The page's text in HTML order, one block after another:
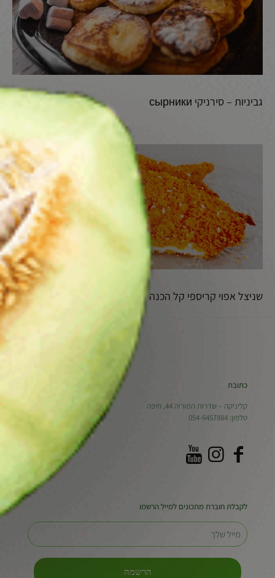
גביניות – סירניקי сырники
שניצל אפוי קריספי קל הכנה
כתובת
קליניקה – שדרות המוריה 44, חיפה
טלפון: 054-6457884
לקבלת חוברת מתכונים למייל הרשמו